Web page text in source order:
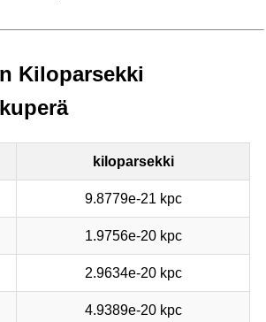
Kiloparsekki
kiloparsekki
9.8779e-21 kpc
1.9756e-20 kpc
2.9634e-20 kpc
4.9389e-20 kpc